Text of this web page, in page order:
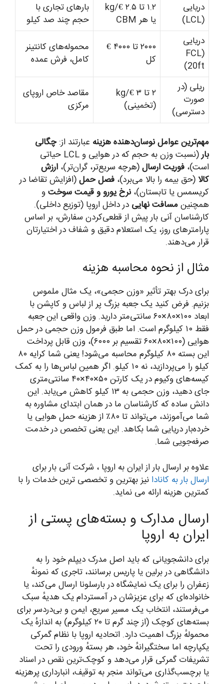
دریایی
(LCL)
۱.۲ تا ۲.۵ €/kg
یا هر CBM
بارهای تجاری با
حجم چند صد کیلو
دریایی
(FCL
20ft)
۲۰۰۰ تا ۴۰۰۰ €
کل
محموله‌های کانتینر
کامل، فرش عمده
ریلی (در
صورت
دسترسی)
۲ تا ۳ €/kg
(تخمینی)
مقاصد خاص اروپای
مرکزی
مهم‌ترین عوامل نوسان‌دهنده هزینه عبارتند از:چگالی
بار
(نسبت وزن به حجم که در هوایی و LCL حیاتی
است)، فوریت ارسال(هرچه سریع‌تر، گران‌تر)، ارزش
کالا(حق بیمه را بالا می‌برد)، فصل حمل(افزایش تقاضا در
کریسمس یا تابستان)، نرخ یورو و قیمت سوختو
همچنینمسافت نهایی در داخل اروپا (توزیع داخلی).
کارشناسان آنی بار پیش از قطعی‌کردن سفارش، بر اساس
پارامترهای روز، یک استعلام دقیق و شفاف در اختیارتان
قرار می‌دهند.
مثال از نحوه محاسبه هزینه
برای درک بهتر تأثیر «وزن حجمی»، یک مثال ملموس
بزنیم. فرض کنید یک جعبه بزرگ پر از لباس و کاپشن با
ابعاد ۱۰۰×۸۰×۶۰ سانتی‌متر دارید. وزن واقعی این جعبه
فقط ۱۰ کیلوگرم است. اما طبق فرمول وزن حجمی در حمل
هوایی (۱۰۰×۸۰×۶۰ تقسیم بر ۶۰۰۰)، وزن قابل پرداخت
این بسته ۸۰ کیلوگرم محاسبه می‌شود! یعنی شما کرایه ۸۰
کیلو را می‌پردازید، نه ۱۰ کیلو. اگر همین لباس‌ها را به کمک
کیسه‌های وکیوم در یک کارتن ۵۰×۴۰×۴۰ سانتی‌متری
جای دهید، وزن حجمی به ۱۳ کیلو کاهش می‌یابد. این
دانش ساده که کارشناسان ما در همان ابتدای مشاوره به
شما می‌آموزند، می‌تواند تا ۸۰٪ از هزینه حمل هوایی یا
خرده‌بار دریایی شما بکاهد. این یعنی تخصص در خدمت
صرفه‌جویی شما.
علاوه بر ارسال بار از ایران به اروپا ، شرکت آنی بار برای
ارسال بار به کانادا نیز بهترین و تخصصی ترین خدمات را با
کمترین هزینه ارائه می نماید.
ارسال مدارک و بسته‌های پستی از
ایران به اروپا
برای دانشجویانی که باید اصل مدرک دیپلم خود را به
دانشگاهی در برلین یا پاریس برسانند، تاجری که نمونهٔ
زعفران را برای یک نمایشگاه در بارسلونا ارسال می‌کند، یا
خانواده‌ای که برای عزیزشان در آمستردام یک هدیهٔ سبک
می‌فرستند، انتخاب یک مسیر سریع، ایمن و بی‌دردسر برای
بسته‌های کوچک (از چند گرم تا ۲۰ کیلوگرم) به اندازهٔ یک
محمولهٔ بزرگ اهمیت دارد. اتحادیه اروپا با نظام گمرکی
یکپارچه اما سختگیرانهٔ خود، هر بستهٔ ورودی را تحت
تشریفات گمرکی قرار می‌دهد و کوچک‌ترین نقص در اسناد
یا برچسب‌گذاری می‌تواند منجر به توقیف، انبارداری پرهزینه